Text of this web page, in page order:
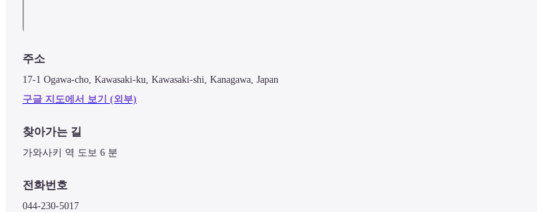
주소
17-1 Ogawa-cho, Kawasaki-ku, Kawasaki-shi, Kanagawa, Japan
구글 지도에서 보기 (외부)
찾아가는 길
가와사키 역 도보 6 분
전화번호
044-230-5017